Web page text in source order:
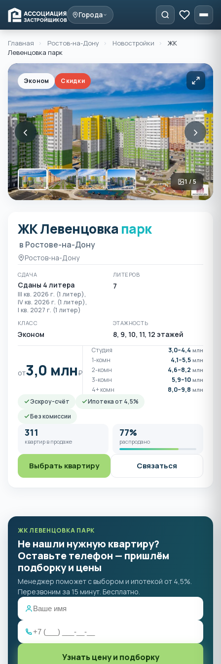
Города
Главная › Ростов-на-Дону › Новостройки ›
ЖК
Левенцовка парк
Эконом Скидки
‹ ›
1 / 5
ЖК Левенцовка парк в
ЖК Левенцовка парк
в Ростове-на-Дону
Ростов-на-Дону
СДАЧА
Сданы 4 литера
III кв. 2026 г. (1 литер),
IV кв. 2026 г. (1 литер),
I кв. 2027 г. (1 литер)
ЛИТЕРОВ
7
КЛАСС
Эконом
ЭТАЖНОСТЬ
8, 9, 10, 11, 12 этажей
от3,0 млн₽
Студия 3,0–4,4 млн
1-комн 4,1–5,5 млн
2-комн 4,6–8,2 млн
3-комн 5,9–10 млн
4+ комн 8,0–9,8 млн
Эскроу-счёт
Ипотека от 4,5%
Без комиссии
311
квартир в продаже
77%
распродано
Выбрать квартиру Связаться
ЖК ЛЕВЕНЦОВКА ПАРК
Не нашли нужную квартиру?
Оставьте телефон — пришлём
подборку и цены
Менеджер поможет с выбором и ипотекой от 4,5%.
Перезвоним за 15 минут. Бесплатно.
Узнать цену и подборку